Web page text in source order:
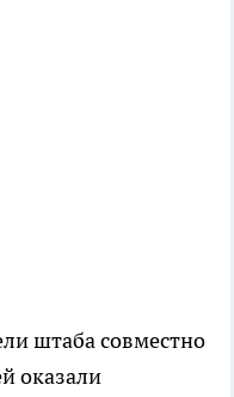
штаба совместно
оказали